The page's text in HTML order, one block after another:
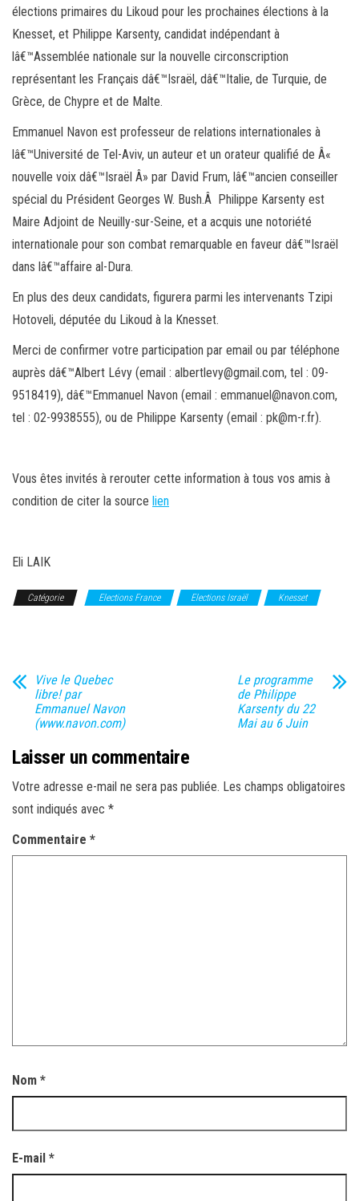
élections primaires du Likoud pour les prochaines élections à la
Knesset, et Philippe Karsenty, candidat indépendant à
lâ€™Assemblée nationale sur la nouvelle circonscription
représentant les Français dâ€™Israël, dâ€™Italie, de Turquie, de
Grèce, de Chypre et de Malte.
Emmanuel Navon est professeur de relations internationales à
lâ€™Université de Tel-Aviv, un auteur et un orateur qualifié de Â«
nouvelle voix dâ€™Israël Â» par David Frum, lâ€™ancien conseiller
spécial du Président Georges W. Bush.Â Philippe Karsenty est
Maire Adjoint de Neuilly-sur-Seine, et a acquis une notoriété
internationale pour son combat remarquable en faveur dâ€™Israël
dans lâ€™affaire al-Dura.
En plus des deux candidats, figurera parmi les intervenants Tzipi
Hotoveli, députée du Likoud à la Knesset.
Merci de confirmer votre participation par email ou par téléphone
auprès dâ€™Albert Lévy (email : albertlevy@gmail.com, tel : 09-
9518419), dâ€™Emmanuel Navon (email : emmanuel@navon.com,
tel : 02-9938555), ou de Philippe Karsenty (email : pk@m-r.fr).
Vous êtes invités à rerouter cette information à tous vos amis à
condition de citer la source lien
Eli LAIK
Catégorie Elections France Elections Israël
Knesset
Vive le Quebec
libre! par
Emmanuel Navon
(www.navon.com)
Le programme
de Philippe
Karsenty du 22
Mai au 6 Juin
Laisser un commentaire
Votre adresse e-mail ne sera pas publiée. Les champs obligatoires
sont indiqués avec *
Commentaire *
Nom *
E-mail *